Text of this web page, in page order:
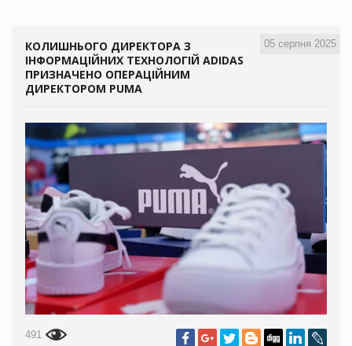
05 серпня 2025
КОЛИШНЬОГО ДИРЕКТОРА З
ІНФОРМАЦІЙНИХ ТЕХНОЛОГІЙ ADIDAS
ПРИЗНАЧЕНО ОПЕРАЦІЙНИМ
ДИРЕКТОРОМ PUMA
491